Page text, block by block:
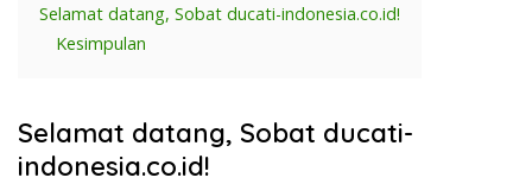
Selamat datang, Sobat ducati-indonesia.co.id!
Kesimpulan
Selamat datang, Sobat ducati-
indonesia.co.id!